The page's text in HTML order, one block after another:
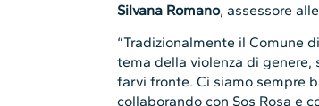
Silvana Romano, assessore
“Tradizionalmente il Comune
tema della violenza di
farvi fronte. Ci siamo sempre
collaborando con Sos Rosa e